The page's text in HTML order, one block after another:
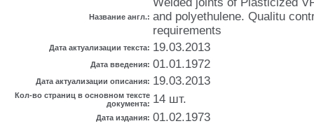
Название англ.: and polyethulene. Qualitu
requirements
Дата актуализации текста: 19.03.2013
Дата введения: 01.01.1972
Дата актуализации описания: 19.03.2013
Кол-во страниц в основном тексте
документа: 14 шт.
Дата издания: 01.02.1973